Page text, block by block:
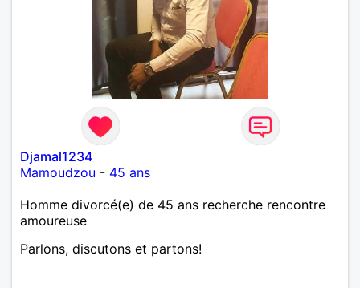
Djamal1234
Mamoudzou - 45 ans
Homme divorcé(e) de 45 ans recherche rencontre
amoureuse
Parlons, discutons et partons!